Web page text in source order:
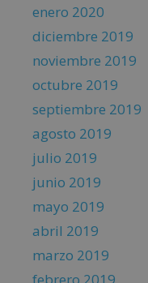
enero 2020
diciembre 2019
noviembre 2019
octubre 2019
septiembre 2019
agosto 2019
julio 2019
junio 2019
mayo 2019
abril 2019
marzo 2019